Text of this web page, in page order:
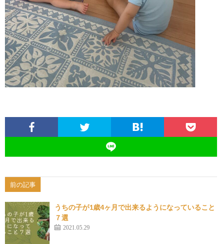
前の記事
うちの子が1歳4ヶ月で出来るようになっていること
７選
2021.05.29